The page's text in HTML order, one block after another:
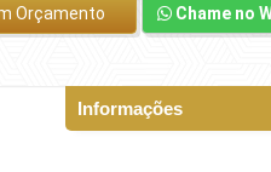
Orçamento Chame no
Informações